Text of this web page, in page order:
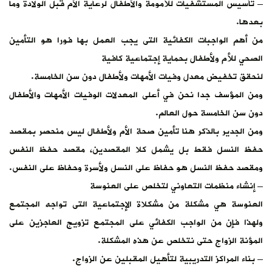
– تأسيس المستشفيات للأمومة والأطفال لرعاية الأم قبل الولادة وما
بعدها.
من أهم الواجبات الكفائية التى يجب العمل بها فورا هو التأمين
الصحي للأم ولأطفال بحماية إجتماعية كافية
لنحقق تخفيض معدل وفيات الأمهات ولأطفال دون سن الخامسة.
ومن المؤسف جدا نحن في أعلى المعدلات الوفيات الأمهات والأطفال
دون سن الخامسة حول العالم.
ومن الجدير بالذكر هنا تأمين صحة الأم ولأطفال ليس منحصر بمقصد
حفظ النسل فقط بل يشمل كلا المقصدين، مقصد حفظ النفس
ومقصد حفظ النسل هو حفاظ على النسل ولأسرة وحفاظ على النفس.
– إنشاء منظمات التعاوني لتخلص على العنوسة
العنوسة هي مشكلة من مشكلاة الإجتماعية التى تواجه المجتمع
ولهذا فإن من الواجب الكفائي على المجتمع تزويج العاجزين على
المؤنة الزواج حتى نتخلص عن هذه المشكلة.
– بناء المراكز التدريبية لتأهيل المقبلين عن الزواج.